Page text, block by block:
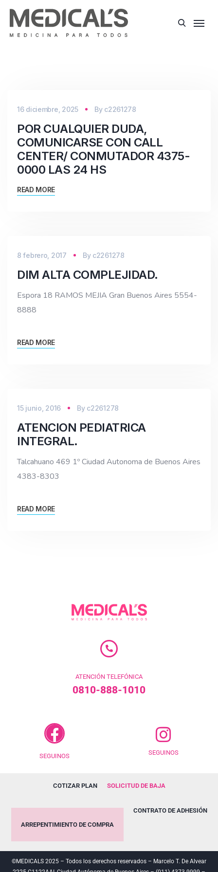
16 diciembre, 2025 By c2261278
POR CUALQUIER DUDA,
COMUNICARSE CON CALL
CENTER/ CONMUTADOR 4375-
0000 LAS 24 HS
READ MORE
8 febrero, 2017 By c2261278
DIM ALTA COMPLEJIDAD.
Espora 18 RAMOS MEJIA Gran Buenos Aires 5554-
8888
READ MORE
15 junio, 2016 By c2261278
ATENCION PEDIATRICA
INTEGRAL.
Talcahuano 469 1º Ciudad Autonoma de Buenos Aires
4383-8303
READ MORE
ATENCIÓN TELEFÓNICA
0810-888-1010
SEGUINOS SEGUINOS
COTIZAR PLAN SOLICITUD DE BAJA
ARREPENTIMIENTO DE COMPRA
CONTRATO DE ADHESIÓN
©MEDICALS 2025 – Todos los derechos reservados – Marcelo T. De Alvear